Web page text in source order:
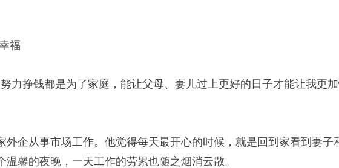
福
挣钱都是为了家庭，能让父母、妻儿过上更好的日子才能让我更
企从事市场工作。他觉得每天最开心的时候，就是回到家看到妻子
馨的夜晚，一天工作的劳累也随之烟消云散。